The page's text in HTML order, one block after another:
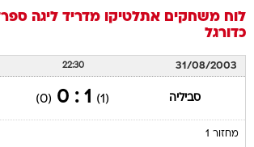
לוח משחקים אתלטיקו מדריד ליגה ספרדית
כדורגל
31/08/2003
22:30
סביליה (1)
1 : 0
(0)
מחזור 1